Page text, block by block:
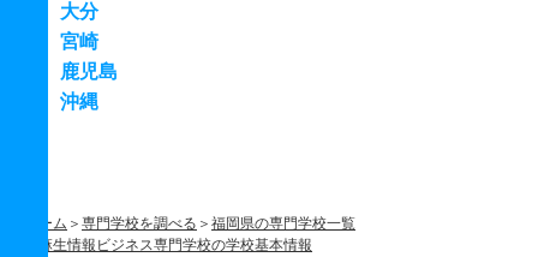
大分
宮崎
鹿児島
沖縄
ホーム 専門学校を調べる
福岡県の専門学校一覧
麻生情報ビジネス専門学校の学校基本情報